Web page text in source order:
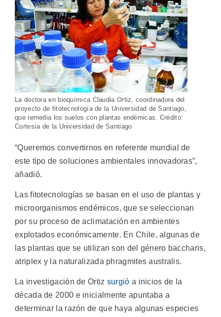
La doctora en bioquímica Claudia Ortiz, coordinadora del
proyecto de fitotecnología de la Universidad de Santiago,
que remedia los suelos con plantas endémicas. Crédito:
Cortesía de la Universidad de Santiago
“Queremos convertirnos en referente mundial de
este tipo de soluciones ambientales innovadoras”,
añadió.
Las fitotecnologías se basan en el uso de plantas y
microorganismos endémicos, que se seleccionan
por su proceso de aclimatación en ambientes
explotados económicamente. En Chile, algunas de
las plantas que se utilizan son del género baccharis,
atriplex y la naturalizada phragmites australis.
La investigación de Ortiz surgió a inicios de la
década de 2000 e inicialmente apuntaba a
determinar la razón de que haya algunas especies